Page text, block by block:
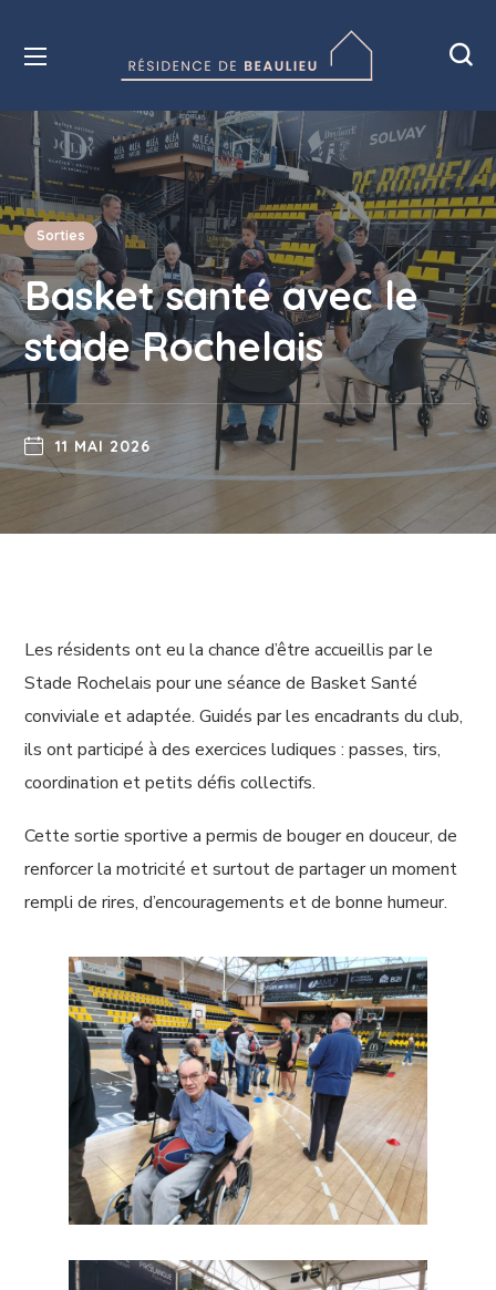
Sorties
Basket santé avec le
stade Rochelais
11 MAI 2026
Les résidents ont eu la chance d’être accueillis par le
Stade Rochelais pour une séance de Basket Santé
conviviale et adaptée. Guidés par les encadrants du club,
ils ont participé à des exercices ludiques : passes, tirs,
coordination et petits défis collectifs.
Cette sortie sportive a permis de bouger en douceur, de
renforcer la motricité et surtout de partager un moment
rempli de rires, d’encouragements et de bonne humeur.